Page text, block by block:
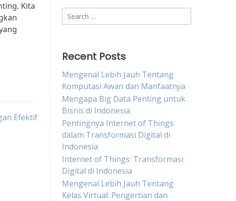
Kita
Efektif
Search
for:
Recent Posts
Mengenal Lebih Jauh Tentang
Komputasi Awan dan Manfaatnya
Mengapa Big Data Penting untuk
Bisnis di Indonesia
Pentingnya Internet of Things
dalam Transformasi Digital di
Indonesia
Internet of Things: Transformasi
Digital di Indonesia
Mengenal Lebih Jauh Tentang
Kelas Virtual: Pengertian dan